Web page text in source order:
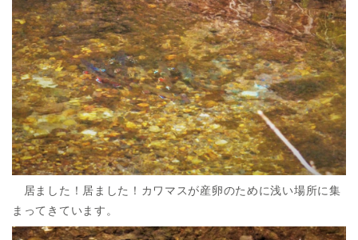
居ました！居ました！カワマスが産卵のために浅い場所に集
まってきています。